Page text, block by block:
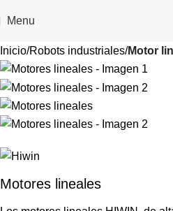
Menu
Inicio Robots industriales Motor
Motores lineales